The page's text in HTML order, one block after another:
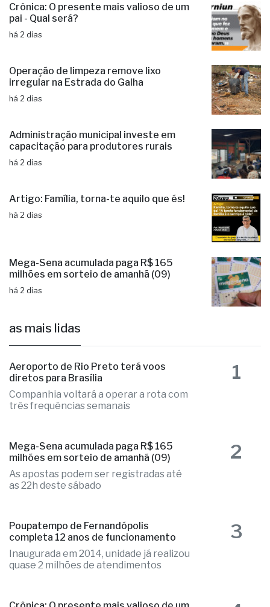
Crônica: O presente mais valioso de um
pai - Qual será?
há 2 dias
Operação de limpeza remove lixo
irregular na Estrada do Galha
há 2 dias
Administração municipal investe em
capacitação para produtores rurais
há 2 dias
Artigo: Família, torna-te aquilo que és!
há 2 dias
Mega-Sena acumulada paga R$ 165
milhões em sorteio de amanhã (09)
há 2 dias
as mais lidas
Aeroporto de Rio Preto terá voos
diretos para Brasília
Companhia voltará a operar a rota com
três frequências semanais
1
Mega-Sena acumulada paga R$ 165
milhões em sorteio de amanhã (09)
As apostas podem ser registradas até
as 22h deste sábado
2
Poupatempo de Fernandópolis
completa 12 anos de funcionamento
Inaugurada em 2014, unidade já realizou
quase 2 milhões de atendimentos
3